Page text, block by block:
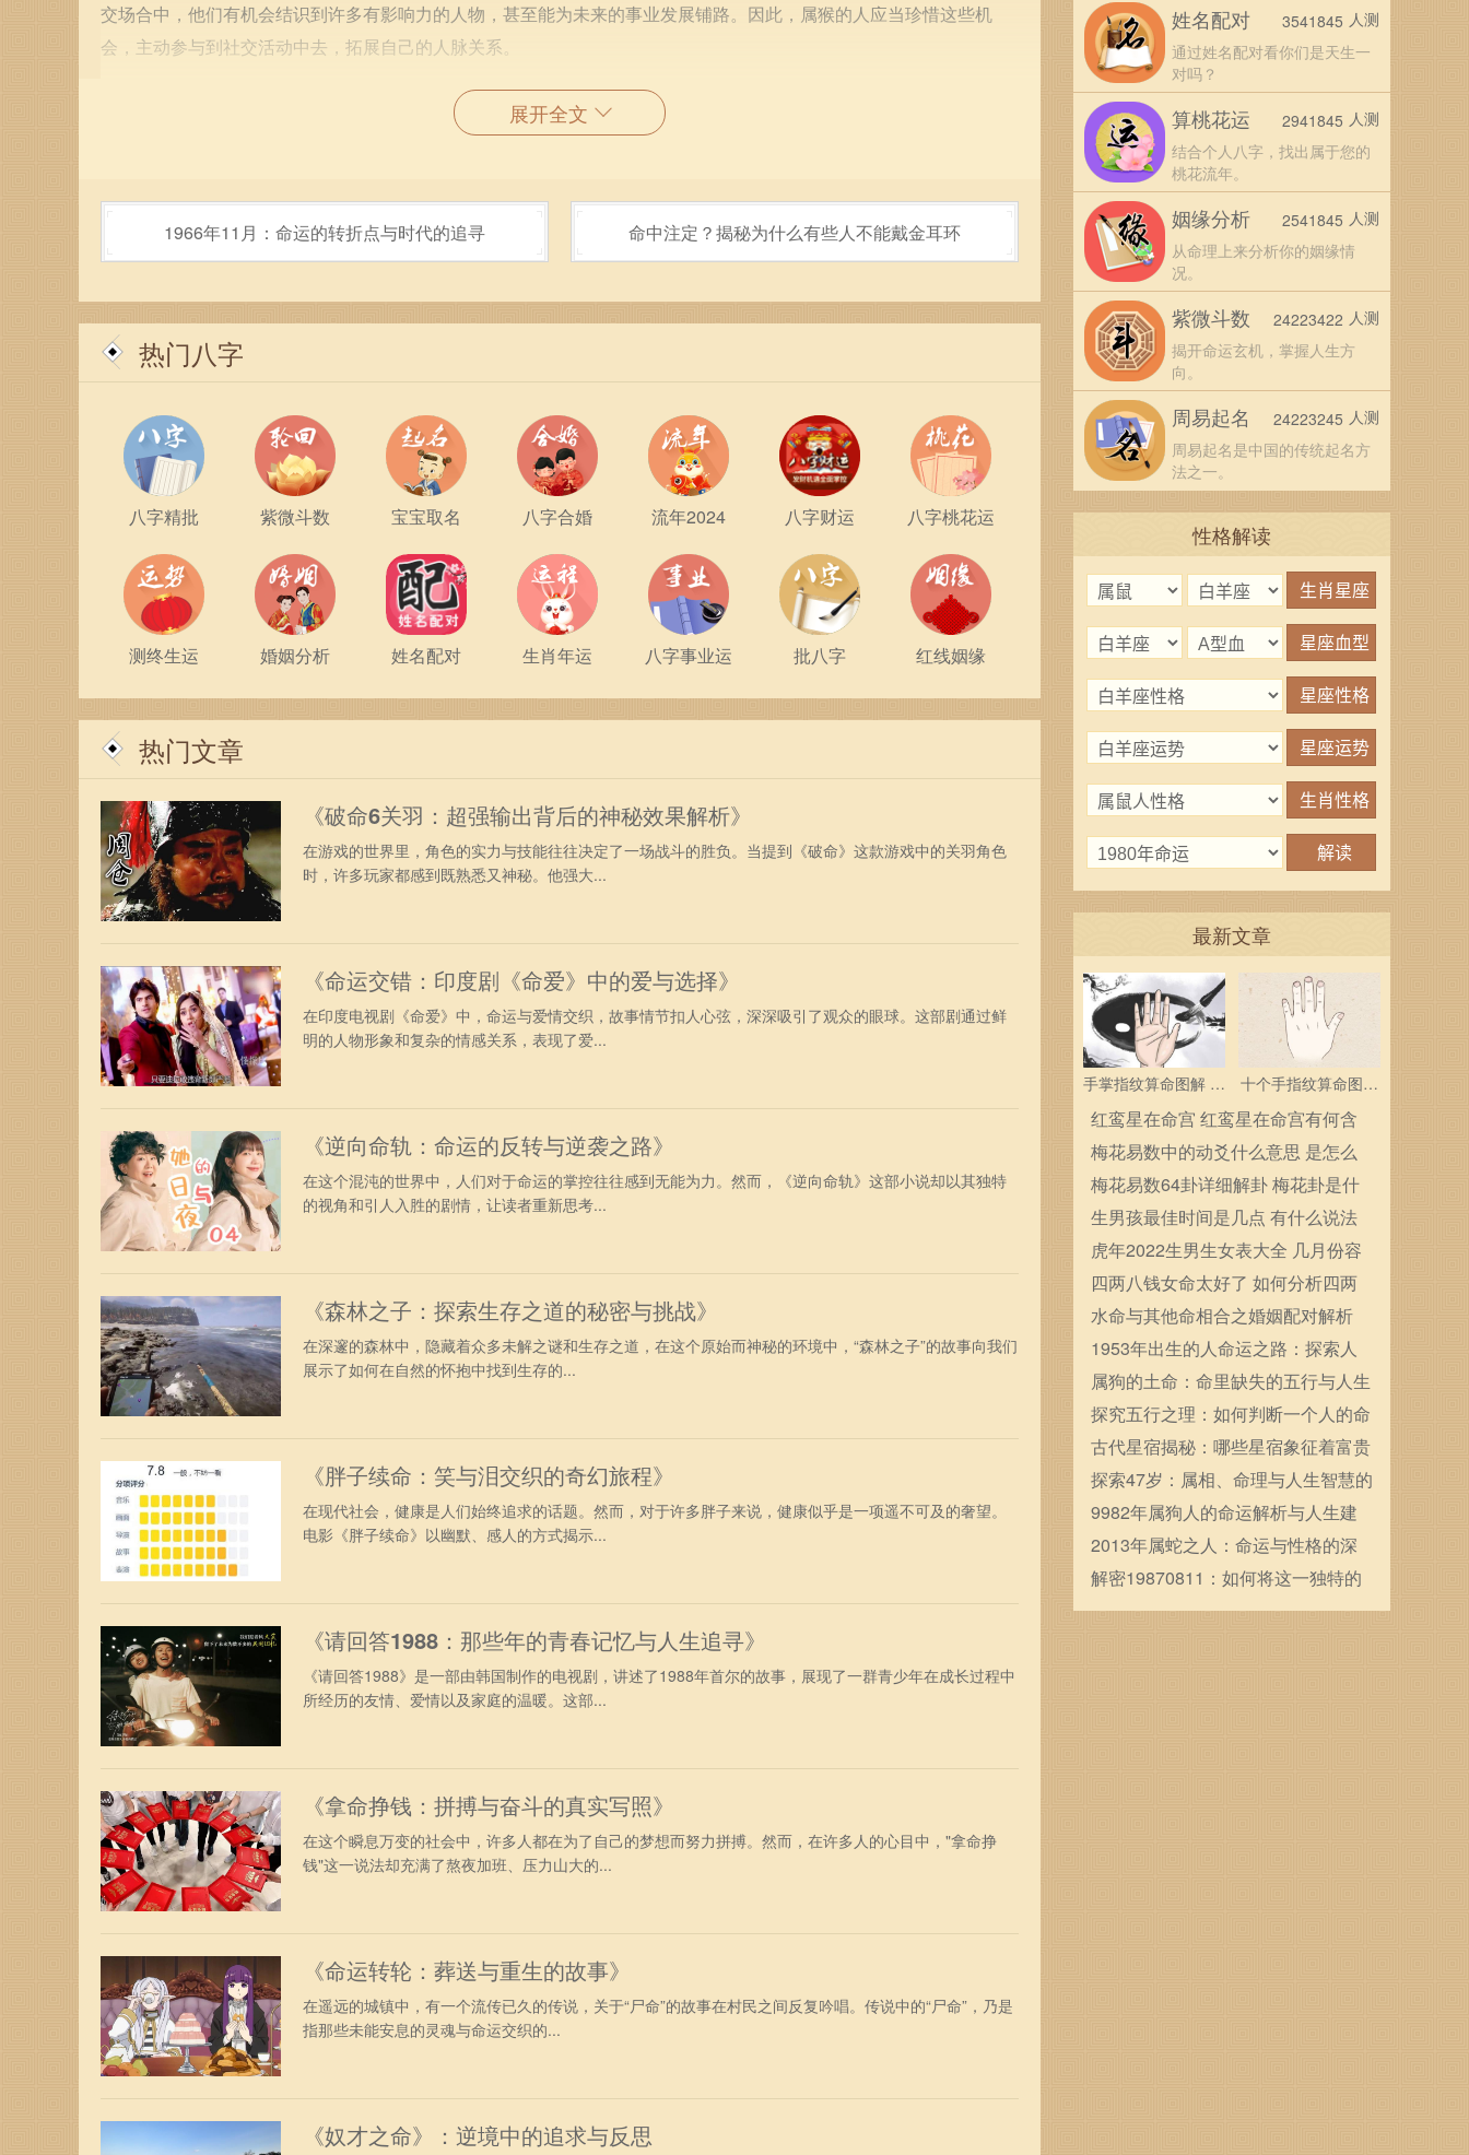
交场合中，他们有机会结识到许多有影响力的人物，甚至能为未来的事业发展铺路。因此，属猴的人应当珍惜这些机
会，主动参与到社交活动中去，拓展自己的人脉关系。
在家庭生活方面，52岁属猴的人可能会面临不同的挑战。随着孩子的成长，他们可能会出现教育与沟通方面的难题。这
时候，属猴的人应当努力倾听孩子的心声，增强家庭成员之间的沟通和理解。此外，属猴的人也要注意与伴侣之间的情
健康方面，52岁属猴人士必须更加注重身体的保养。虽然属猴的人天生灵巧，但随着岁月的流逝，健康问题可能会逐渐
显现。定期的锻炼与积极的生活态度，能够有效提高他们的抵抗力。除了加强身体锻炼，属猴的人也应当注意情绪的管
52岁属猴的人，还应当关注自己的财务规划。在这一年，理智的投资和合理的消费能够帮助他们实现财富的积累。属猴
的个性让他们善于发现商机，所以应该审时度势，谨慎投资，力求在风险与收益之间找到最佳平衡。同时，合理的开支
此外，属猴的人应当保持学习的热情，在这一年中不断提升自我价值。无论是参加课程，还是阅读书籍，知识的积累都
将使他们在事业与生活中受益匪浅。通过不断学习，属猴的人会发现自己的潜能，从而在面对工作以及生活挑战时游刃
有余。
最后，52岁属猴的人在2023年，应当学会放松自己，享受生活。在忙碌的工作和家庭责任之中，抽出时间进行旅行、养
生、亲近自然，都会给他们带来意想不到的愉悦和宁静。适当的放松与闲暇，可以有效提升个人的生活品质，让他们在
忙碌的生活中找到片刻的静谧，遏制焦虑与压力。
在这充满挑战与机遇的一年，52岁属猴的朋友们，愿你们能够抓住每一个瞬间，勇敢面对生活的风风雨雨，享受每一次
成长与变化。利用自身的聪慧与灵活，迎接未来的美好时光，生活的精彩与幸福在等着你们的到来！
展开全文
1966年11月：命运的转折点与时代的追寻 命中注定？揭秘为什么有些人不能戴金耳环
热门八字
八字精批 紫微斗数 宝宝取名 八字合婚 流年2024 八字财运 八字桃花运
测终生运 婚姻分析 姓名配对 生肖年运 八字事业运 批八字 红线姻缘
热门文章
《破命6关羽：超强输出背后的神秘效果解析》
在游戏的世界里，角色的实力与技能往往决定了一场战斗的胜负。当提到《破命》这款游戏中的关羽角色
时，许多玩家都感到既熟悉又神秘。他强大...
《命运交错：印度剧《命爱》中的爱与选择》
在印度电视剧《命爱》中，命运与爱情交织，故事情节扣人心弦，深深吸引了观众的眼球。这部剧通过鲜
明的人物形象和复杂的情感关系，表现了爱...
《逆向命轨：命运的反转与逆袭之路》
在这个混沌的世界中，人们对于命运的掌控往往感到无能为力。然而，《逆向命轨》这部小说却以其独特
的视角和引人入胜的剧情，让读者重新思考...
《森林之子：探索生存之道的秘密与挑战》
在深邃的森林中，隐藏着众多未解之谜和生存之道，在这个原始而神秘的环境中，“森林之子”的故事向我们
展示了如何在自然的怀抱中找到生存的...
《胖子续命：笑与泪交织的奇幻旅程》
在现代社会，健康是人们始终追求的话题。然而，对于许多胖子来说，健康似乎是一项遥不可及的奢望。
电影《胖子续命》以幽默、感人的方式揭示...
《请回答1988：那些年的青春记忆与人生追寻》
《请回答1988》是一部由韩国制作的电视剧，讲述了1988年首尔的故事，展现了一群青少年在成长过程中
所经历的友情、爱情以及家庭的温暖。这部...
《拿命挣钱：拼搏与奋斗的真实写照》
在这个瞬息万变的社会中，许多人都在为了自己的梦想而努力拼搏。然而，在许多人的心目中，"拿命挣
钱"这一说法却充满了熬夜加班、压力山大的...
《命运转轮：葬送与重生的故事》
在遥远的城镇中，有一个流传已久的传说，关于“尸命”的故事在村民之间反复吟唱。传说中的“尸命”，乃是
指那些未能安息的灵魂与命运交织的...
《奴才之命》：逆境中的追求与反思
姓名配对
通过姓名配对看你们是天生一
对吗？
3541845 人测
算桃花运
结合个人八字，找出属于您的
桃花流年。
2941845 人测
姻缘分析
从命理上来分析你的姻缘情
况。
2541845 人测
紫微斗数
揭开命运玄机，掌握人生方
向。
24223422 人测
周易起名
周易起名是中国的传统起名方
法之一。
24223245 人测
性格解读
最新文章
手掌指纹算命图解 三
个斗多为中层领导
十个手指纹算命图解
分析指纹算命是什么
红鸾星在命宫 红鸾星在命宫有何含
义
梅花易数中的动爻什么意思 是怎么
确定的
梅花易数64卦详细解卦 梅花卦是什
么
生男孩最佳时间是几点 有什么说法
虎年2022生男生女表大全 几月份容
易生男宝宝
四两八钱女命太好了 如何分析四两
八钱女命
水命与其他命相合之婚姻配对解析
1953年出生的人命运之路：探索人
生的每一个岔口与选择
属狗的土命：命里缺失的五行与人生
的契机
探究五行之理：如何判断一个人的命
格属木？
古代星宿揭秘：哪些星宿象征着富贵
命运
探索47岁：属相、命理与人生智慧的
交织
9982年属狗人的命运解析与人生建
议
2013年属蛇之人：命运与性格的深
度解析与人生启示
解密19870811：如何将这一独特的
生日转化为人生的契机